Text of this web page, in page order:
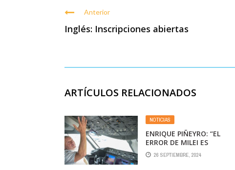
Anterior
Inglés: Inscripciones abiertas
ARTÍCULOS RELACIONADOS
NOTICIAS
ENRIQUE PIÑEYRO: “EL
ERROR DE MILEI ES
CREER QUE AEROLÍNEAS
ARGENTINAS TIENE QUE
26 SEPTIEMBRE, 2024